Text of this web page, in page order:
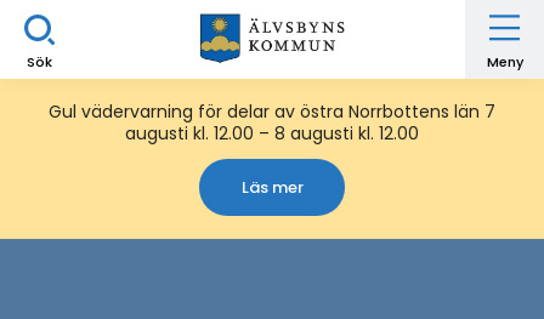
Sök Meny
Gul vädervarning för delar av östra Norrbottens län 7
augusti kl. 12.00 – 8 augusti kl. 12.00
Läs mer